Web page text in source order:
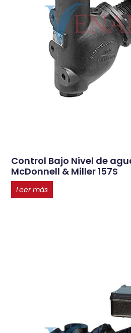
Control Bajo Nivel de
McDonnell & Miller 157S
Leer más